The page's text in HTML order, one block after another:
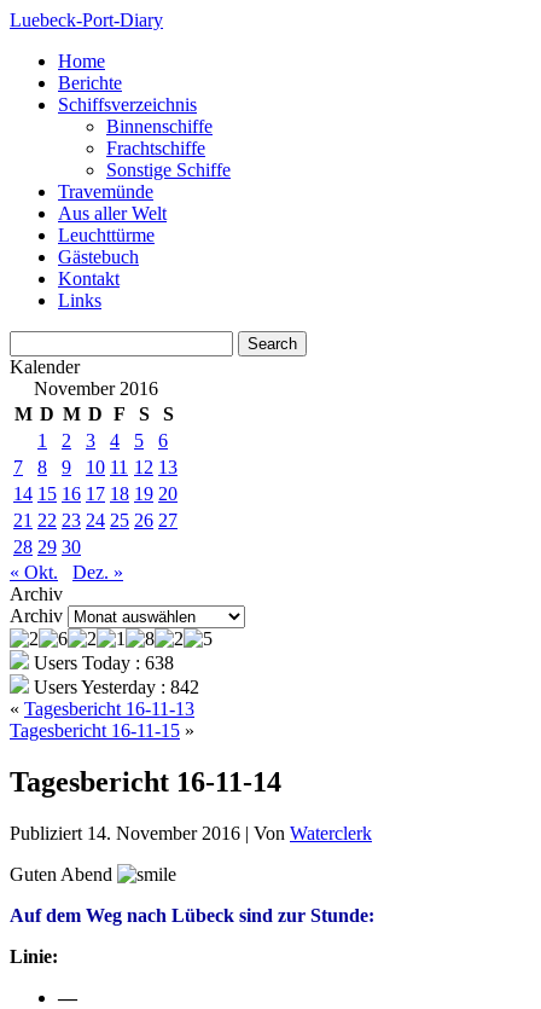
Luebeck-Port-Diary
Home
Berichte
Schiffsverzeichnis
Binnenschiffe
Frachtschiffe
Sonstige Schiffe
Travemünde
Aus aller Welt
Leuchttürme
Gästebuch
Kontakt
Links
Kalender
November 2016
M D M D F S
S
1
2 3 4 5
6
7
8 9 10 11 12 13
14 15 16 17 18 19 20
21 22 23 24 25 26 27
28 29 30
« Okt.
Dez. »
Archiv
Archiv
Users Today : 638
Users Yesterday : 842
« Tagesbericht 16-11-13
Tagesbericht 16-11-15 »
Tagesbericht 16-11-14
Publiziert 14. November 2016 | Von Waterclerk
Guten Abend
Auf dem Weg nach Lübeck sind zur Stunde:
Linie:
—